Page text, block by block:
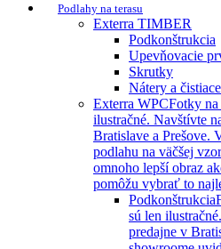
Podlahy na terasu
Exterra TIMBER
Podkonštrukcia
Upevňovacie
Skrutky
Nátery a
Exterra WPCFotky na
ilustračné. Navštívte
Bratislave a Prešove.
podlahu na väčšej
omnoho lepší obraz
pomôžu vybrať to
Podkonštrukcia
sú len
predajne v